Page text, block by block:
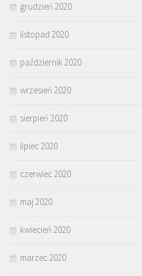
grudzień 2020
listopad 2020
październik 2020
wrzesień 2020
sierpień 2020
lipiec 2020
czerwiec 2020
maj 2020
kwiecień 2020
marzec 2020